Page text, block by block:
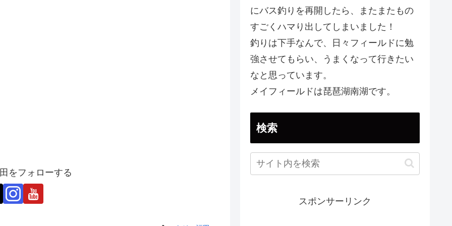
をフォローする
にバス釣りを再開したら、またまたもの
すごくハマり出してしまいました！
釣りは下手なんで、日々フィールドに勉
強させてもらい、うまくなって行きたい
なと思っています。
メイフィールドは琵琶湖南湖です。
検索
スポンサーリンク